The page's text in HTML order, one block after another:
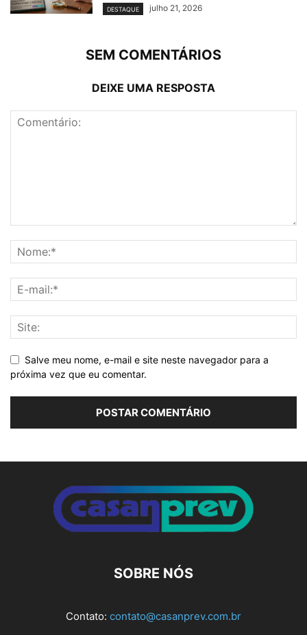
DESTAQUE julho 21, 2026
SEM COMENTÁRIOS
DEIXE UMA RESPOSTA
Salve meu nome, e-mail e site neste navegador para a
próxima vez que eu comentar.
SOBRE NÓS
Contato: contato@casanprev.com.br